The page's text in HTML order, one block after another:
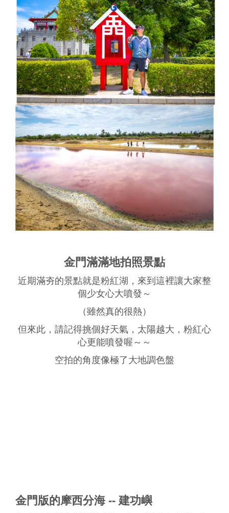
金門滿滿地拍照景點
近期滿夯的景點就是粉紅湖，來到這裡讓大家整
個少女心大噴發～
（雖然真的很熱）
但來此，請記得挑個好天氣，太陽越大，粉紅心
心更能噴發喔～～
空拍的角度像極了大地調色盤
金門版的摩西分海 -- 建功嶼